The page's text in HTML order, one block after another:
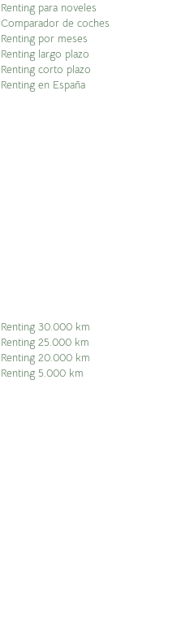
Renting para noveles
Comparador de coches
Renting por meses
Renting largo plazo
Renting corto plazo
Renting en España
Renting 30.000 km
Renting 25.000 km
Renting 20.000 km
Renting 5.000 km